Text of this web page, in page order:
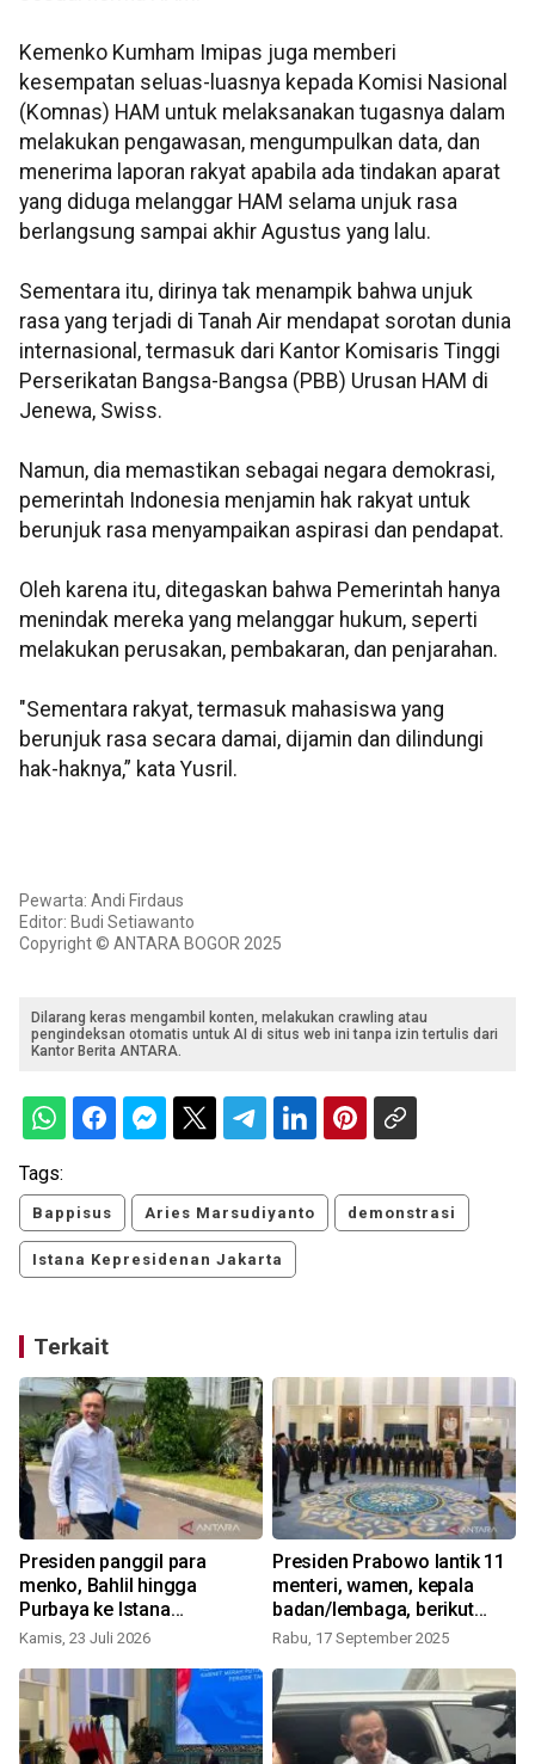
Kemenko Kumham Imipas juga memberi
kesempatan seluas-luasnya kepada Komisi Nasional
(Komnas) HAM untuk melaksanakan tugasnya dalam
melakukan pengawasan, mengumpulkan data, dan
menerima laporan rakyat apabila ada tindakan aparat
yang diduga melanggar HAM selama unjuk rasa
berlangsung sampai akhir Agustus yang lalu.
Sementara itu, dirinya tak menampik bahwa unjuk
rasa yang terjadi di Tanah Air mendapat sorotan dunia
internasional, termasuk dari Kantor Komisaris Tinggi
Perserikatan Bangsa-Bangsa (PBB) Urusan HAM di
Jenewa, Swiss.
Namun, dia memastikan sebagai negara demokrasi,
pemerintah Indonesia menjamin hak rakyat untuk
berunjuk rasa menyampaikan aspirasi dan pendapat.
Oleh karena itu, ditegaskan bahwa Pemerintah hanya
menindak mereka yang melanggar hukum, seperti
melakukan perusakan, pembakaran, dan penjarahan.
"Sementara rakyat, termasuk mahasiswa yang
berunjuk rasa secara damai, dijamin dan dilindungi
hak-haknya,” kata Yusril.
Pewarta: Andi Firdaus
Editor: Budi Setiawanto
Copyright © ANTARA BOGOR 2025
Dilarang keras mengambil konten, melakukan crawling atau
pengindeksan otomatis untuk AI di situs web ini tanpa izin tertulis dari
Kantor Berita ANTARA.
Tags:
Bappisus Aries Marsudiyanto demonstrasi
Istana Kepresidenan Jakarta
Terkait
Presiden panggil para
menko, Bahlil hingga
Purbaya ke Istana
Kepresidenan bahas KDMP
Kamis, 23 Juli 2026
Presiden Prabowo lantik 11
menteri, wamen, kepala
badan/lembaga, berikut
daftarnya
Rabu, 17 September 2025